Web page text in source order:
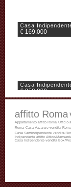
Casa
€ 169.000
Casa
€ 259.000
affitto Roma
Appartamento affitto Roma
Ufficio
Roma Casa Vacanze vendita Roma
Casa Semindipendente vendita
Indipendente affitto Attico/
Casa Indipendente vendita Box/